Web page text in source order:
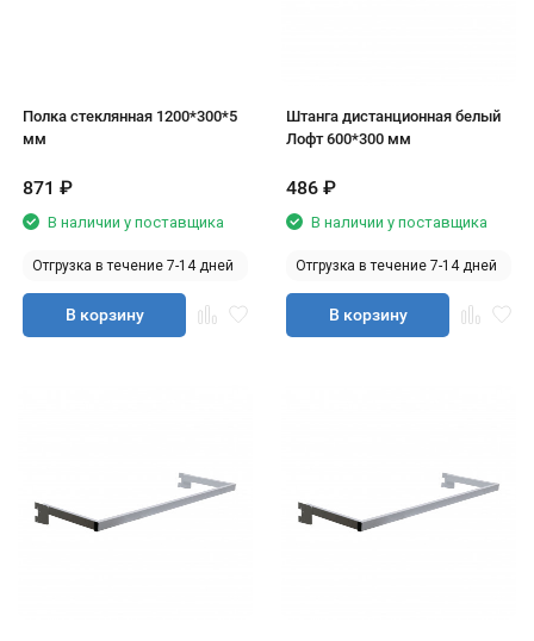
Полка стеклянная 1200*300*5
мм
871 ₽
В наличии у поставщика
Отгрузка в течение 7-14 дней
В корзину
Штанга дистанционная белый
Лофт 600*300 мм
486 ₽
В наличии у поставщика
Отгрузка в течение 7-14 дней
В корзину